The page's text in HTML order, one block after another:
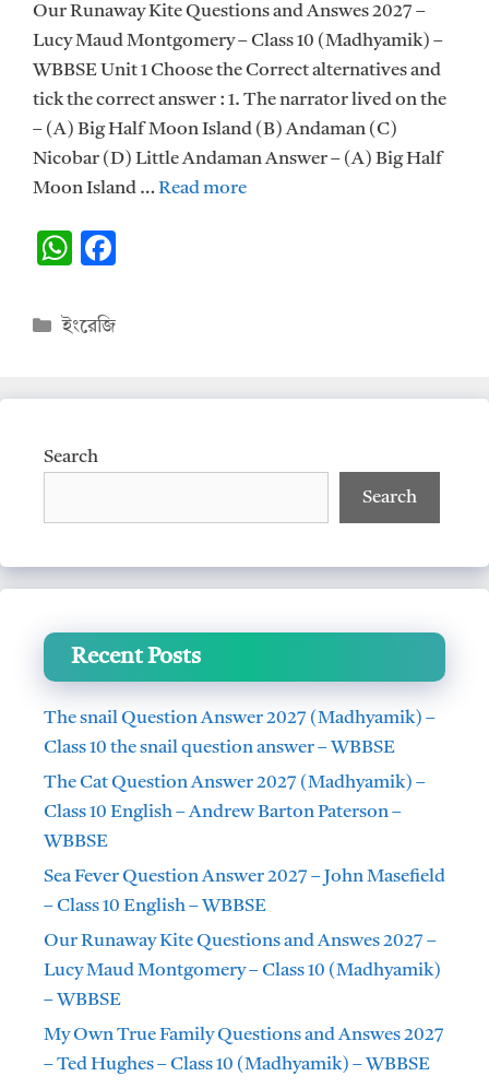
Our Runaway Kite Questions and Answes 2027 –
Lucy Maud Montgomery – Class 10 (Madhyamik) –
WBBSE Unit 1 Choose the Correct alternatives and
tick the correct answer : 1. The narrator lived on the
– (A) Big Half Moon Island (B) Andaman (C)
Nicobar (D) Little Andaman Answer – (A) Big Half
Moon Island … Read more
W
at
A
p
o
Categories
ইংরেজি
Search
Search
Recent Posts
The snail Question Answer 2027 (Madhyamik) –
Class 10 the snail question answer – WBBSE
The Cat Question Answer 2027 (Madhyamik) –
Class 10 English – Andrew Barton Paterson –
WBBSE
Sea Fever Question Answer 2027 – John Masefield
– Class 10 English – WBBSE
Our Runaway Kite Questions and Answes 2027 –
Lucy Maud Montgomery – Class 10 (Madhyamik)
– WBBSE
My Own True Family Questions and Answes 2027
– Ted Hughes – Class 10 (Madhyamik) – WBBSE